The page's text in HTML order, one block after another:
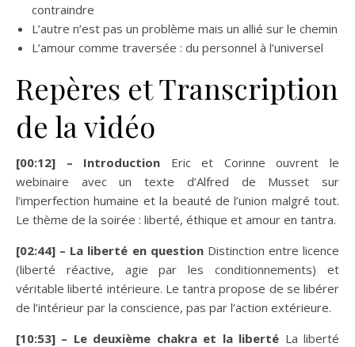
contraindre
L’autre n’est pas un problème mais un allié sur le chemin
L’amour comme traversée : du personnel à l’universel
Repères et Transcription
de la vidéo
[00:12] – Introduction Eric et Corinne ouvrent le
webinaire avec un texte d’Alfred de Musset sur
l’imperfection humaine et la beauté de l’union malgré tout.
Le thème de la soirée : liberté, éthique et amour en tantra.
[02:44] – La liberté en questionDistinction entre licence
(liberté réactive, agie par les conditionnements) et
véritable liberté intérieure. Le tantra propose de se libérer
de l’intérieur par la conscience, pas par l’action extérieure.
[10:53] – Le deuxième chakra et la liberté La liberté